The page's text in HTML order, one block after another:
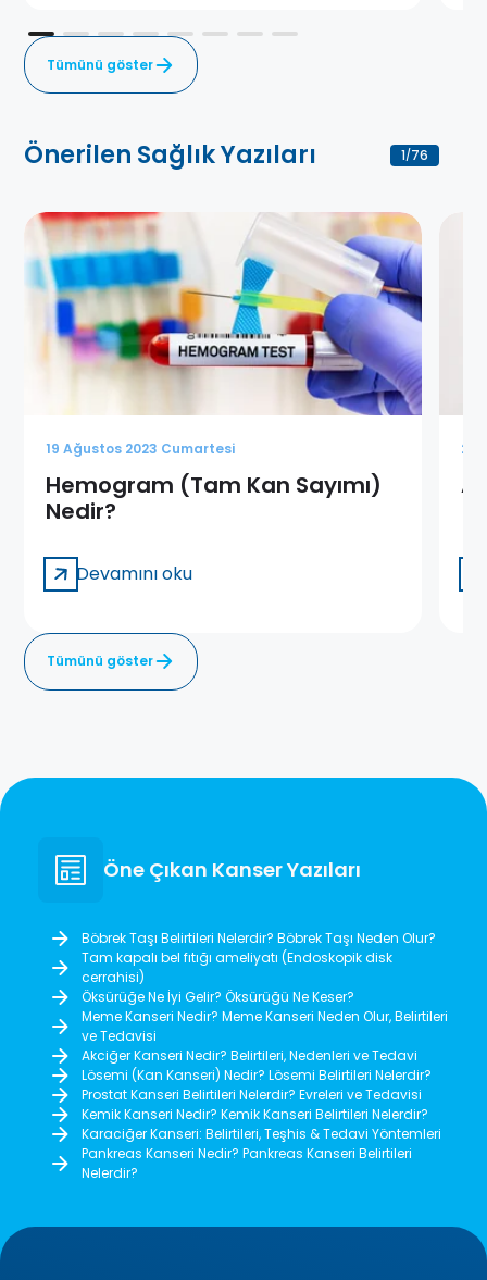
Tümünü göster
Önerilen Sağlık Yazıları 1/76
19 Ağustos 2023 Cumartesi
Hemogram (Tam Kan Sayımı)
Nedir?
Devamını oku
28
Tümünü göster
Öne Çıkan Kanser Yazıları
Böbrek Taşı Belirtileri Nelerdir? Böbrek Taşı Neden Olur?
Tam kapalı bel fıtığı ameliyatı (Endoskopik disk
cerrahisi)
Öksürüğe Ne İyi Gelir? Öksürüğü Ne Keser?
Meme Kanseri Nedir? Meme Kanseri Neden Olur, Belirtileri
ve Tedavisi
Akciğer Kanseri Nedir? Belirtileri, Nedenleri ve Tedavi
Lösemi (Kan Kanseri) Nedir? Lösemi Belirtileri Nelerdir?
Prostat Kanseri Belirtileri Nelerdir? Evreleri ve Tedavisi
Kemik Kanseri Nedir? Kemik Kanseri Belirtileri Nelerdir?
Karaciğer Kanseri: Belirtileri, Teşhis & Tedavi Yöntemleri
Pankreas Kanseri Nedir? Pankreas Kanseri Belirtileri
Nelerdir?